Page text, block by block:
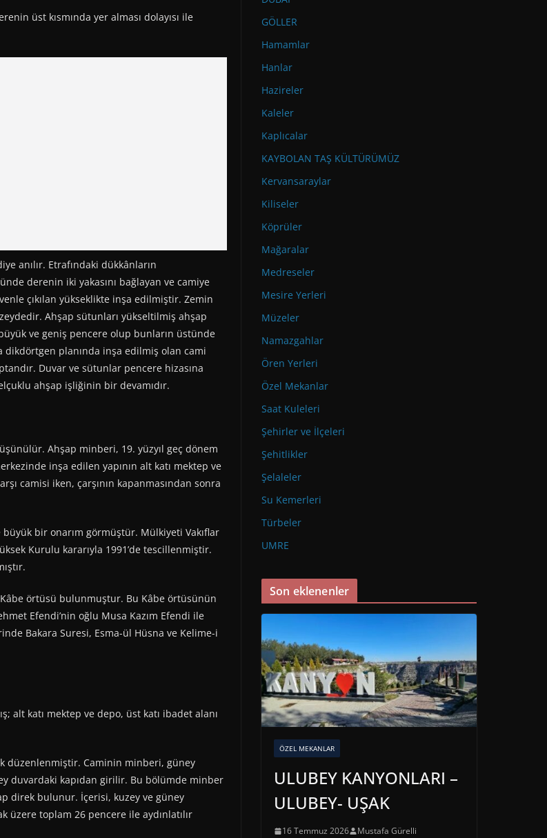
üst kısmında yer alması dolayısı ile
anılır. Etrafındaki dükkânların
derenin iki yakasını bağlayan ve camiye
çıkılan yükseklikte inşa edilmiştir. Zemin
Ahşap sütunları yükseltilmiş ahşap
ve geniş pencere olup bunların üstünde
dikdörtgen planında inşa edilmiş olan cami
Duvar ve sütunlar pencere hizasına
ahşap işliğinin bir devamıdır.
Ahşap minberi, 19. yüzyıl geç dönem
inşa edilen yapının alt katı mektep ve
camisi iken, çarşının kapanmasından sonra
bir onarım görmüştür. Mülkiyeti Vakıflar
Kurulu kararıyla 1991’de tescillenmiştir.
örtüsü bulunmuştur. Bu Kâbe örtüsünün
Efendi’nin oğlu Musa Kazım Efendi ile
Bakara Suresi, Esma-ül Hüsna ve Kelime-i
alt katı mektep ve depo, üst katı ibadet alanı
düzenlenmiştir. Caminin minberi, güney
duvardaki kapıdan girilir. Bu bölümde minber
direk bulunur. İçerisi, kuzey ve güney
üzere toplam 26 pencere ile aydınlatılır
GÖLLER
Hamamlar
Hanlar
Hazireler
Kaleler
Kaplıcalar
KAYBOLAN TAŞ KÜLTÜRÜMÜZ
Kervansaraylar
Kiliseler
Köprüler
Mağaralar
Medreseler
Mesire Yerleri
Müzeler
Namazgahlar
Ören Yerleri
Özel Mekanlar
Saat Kuleleri
Şehirler ve İlçeleri
Şehitlikler
Şelaleler
Su Kemerleri
Türbeler
UMRE
Son eklenenler
ÖZEL MEKANLAR
ULUBEY KANYONLARI –
ULUBEY- UŞAK
16 Temmuz 2026 Mustafa Gürelli